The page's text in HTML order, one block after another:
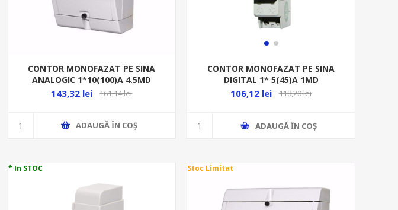
CONTOR MONOFAZAT PE SINA
ANALOGIC 1*10(100)A 4.5MD
143,32 lei 161,14 lei
ADAUGĂ ȊN COŞ
CONTOR MONOFAZAT PE SINA
DIGITAL 1* 5(45)A 1MD
106,12 lei 118,20 lei
ADAUGĂ ȊN COŞ
* In STOC Stoc Limitat